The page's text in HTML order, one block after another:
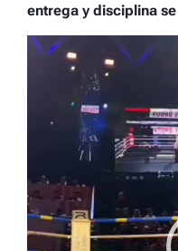
entrega y disciplina
Reproductor